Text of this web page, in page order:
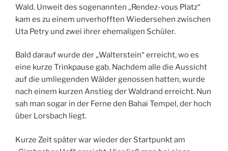
Wald. Unweit des sogenannten „Rendez-vous Platz“
kam es zu einem unverhofften Wiedersehen zwischen
Uta Petry und zwei ihrer ehemaligen Schüler.
Bald darauf wurde der „Walterstein“ erreicht, wo es
eine kurze Trinkpause gab. Nachdem alle die Aussicht
auf die umliegenden Wälder genossen hatten, wurde
nach einem kurzen Anstieg der Waldrand erreicht. Nun
sah man sogar in der Ferne den Bahai Tempel, der hoch
über Lorsbach liegt.
Kurze Zeit später war wieder der Startpunkt am